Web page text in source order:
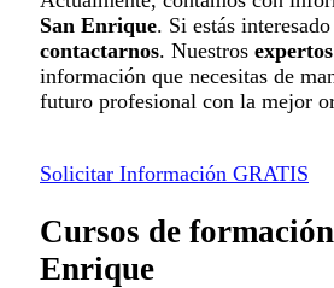
San Enrique. Si estás
contactarnos. Nuestros
información que necesitas de
futuro profesional con la mejor
Solicitar Información GRATIS
Cursos de
Enrique